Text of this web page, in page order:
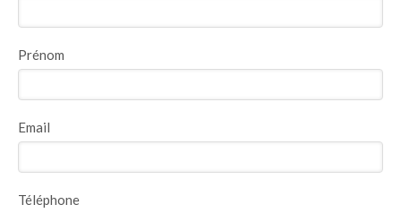
Prénom
Email
Téléphone